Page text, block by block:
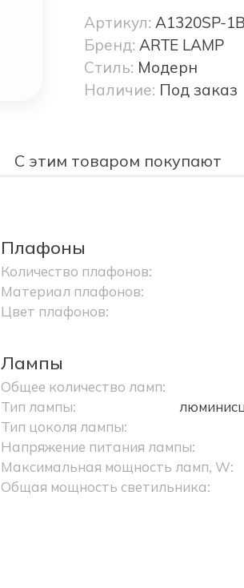
Артикул: A1320SP-
Бренд: ARTE LAMP
Стиль: Модерн
Наличие: Под заказ
С этим товаром покупают
Плафоны
Количество плафонов:
Материал плафонов:
Цвет плафонов:
Лампы
Общее количество ламп:
Тип лампы:
Тип цоколя лампы:
Напряжение питания лампы:
Максимальная мощность ламп, W:
Общая мощность светильника: